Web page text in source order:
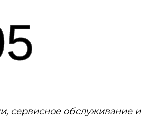
сервисное обслуживание и